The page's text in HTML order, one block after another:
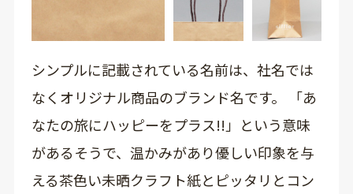
シンプルに記載されている名前は、社名では
なくオリジナル商品のブランド名です。 「あ
なたの旅にハッピーをプラス!!」という意味
があるそうで、温かみがあり優しい印象を与
える茶色い未晒クラフト紙とピッタリとコン